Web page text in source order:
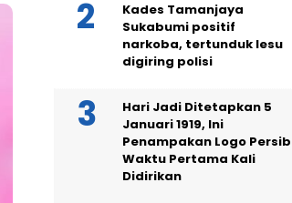
Kades Tamanjaya
Sukabumi positif
narkoba, tertunduk lesu
digiring polisi
Hari Jadi Ditetapkan 5
Januari 1919, Ini
Penampakan Logo Persib
Waktu Pertama Kali
Didirikan